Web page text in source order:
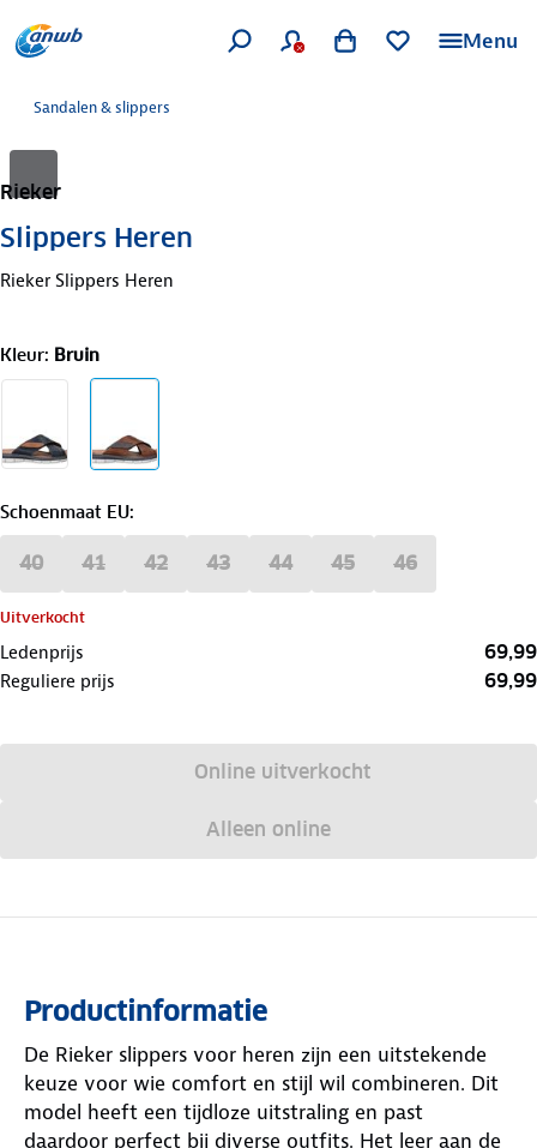
Menu
Sandalen & slippers
Rieker
Slippers Heren
Rieker Slippers Heren
Kleur: Bruin
Schoenmaat EU:
40 41 42 43 44 45 46
Uitverkocht
Ledenprijs 69,99
Reguliere prijs 69,99
Online uitverkocht
Alleen online
Productinformatie
De Rieker slippers voor heren zijn een uitstekende
keuze voor wie comfort en stijl wil combineren. Dit
model heeft een tijdloze uitstraling en past
daardoor perfect bij diverse outfits. Het leer aan de